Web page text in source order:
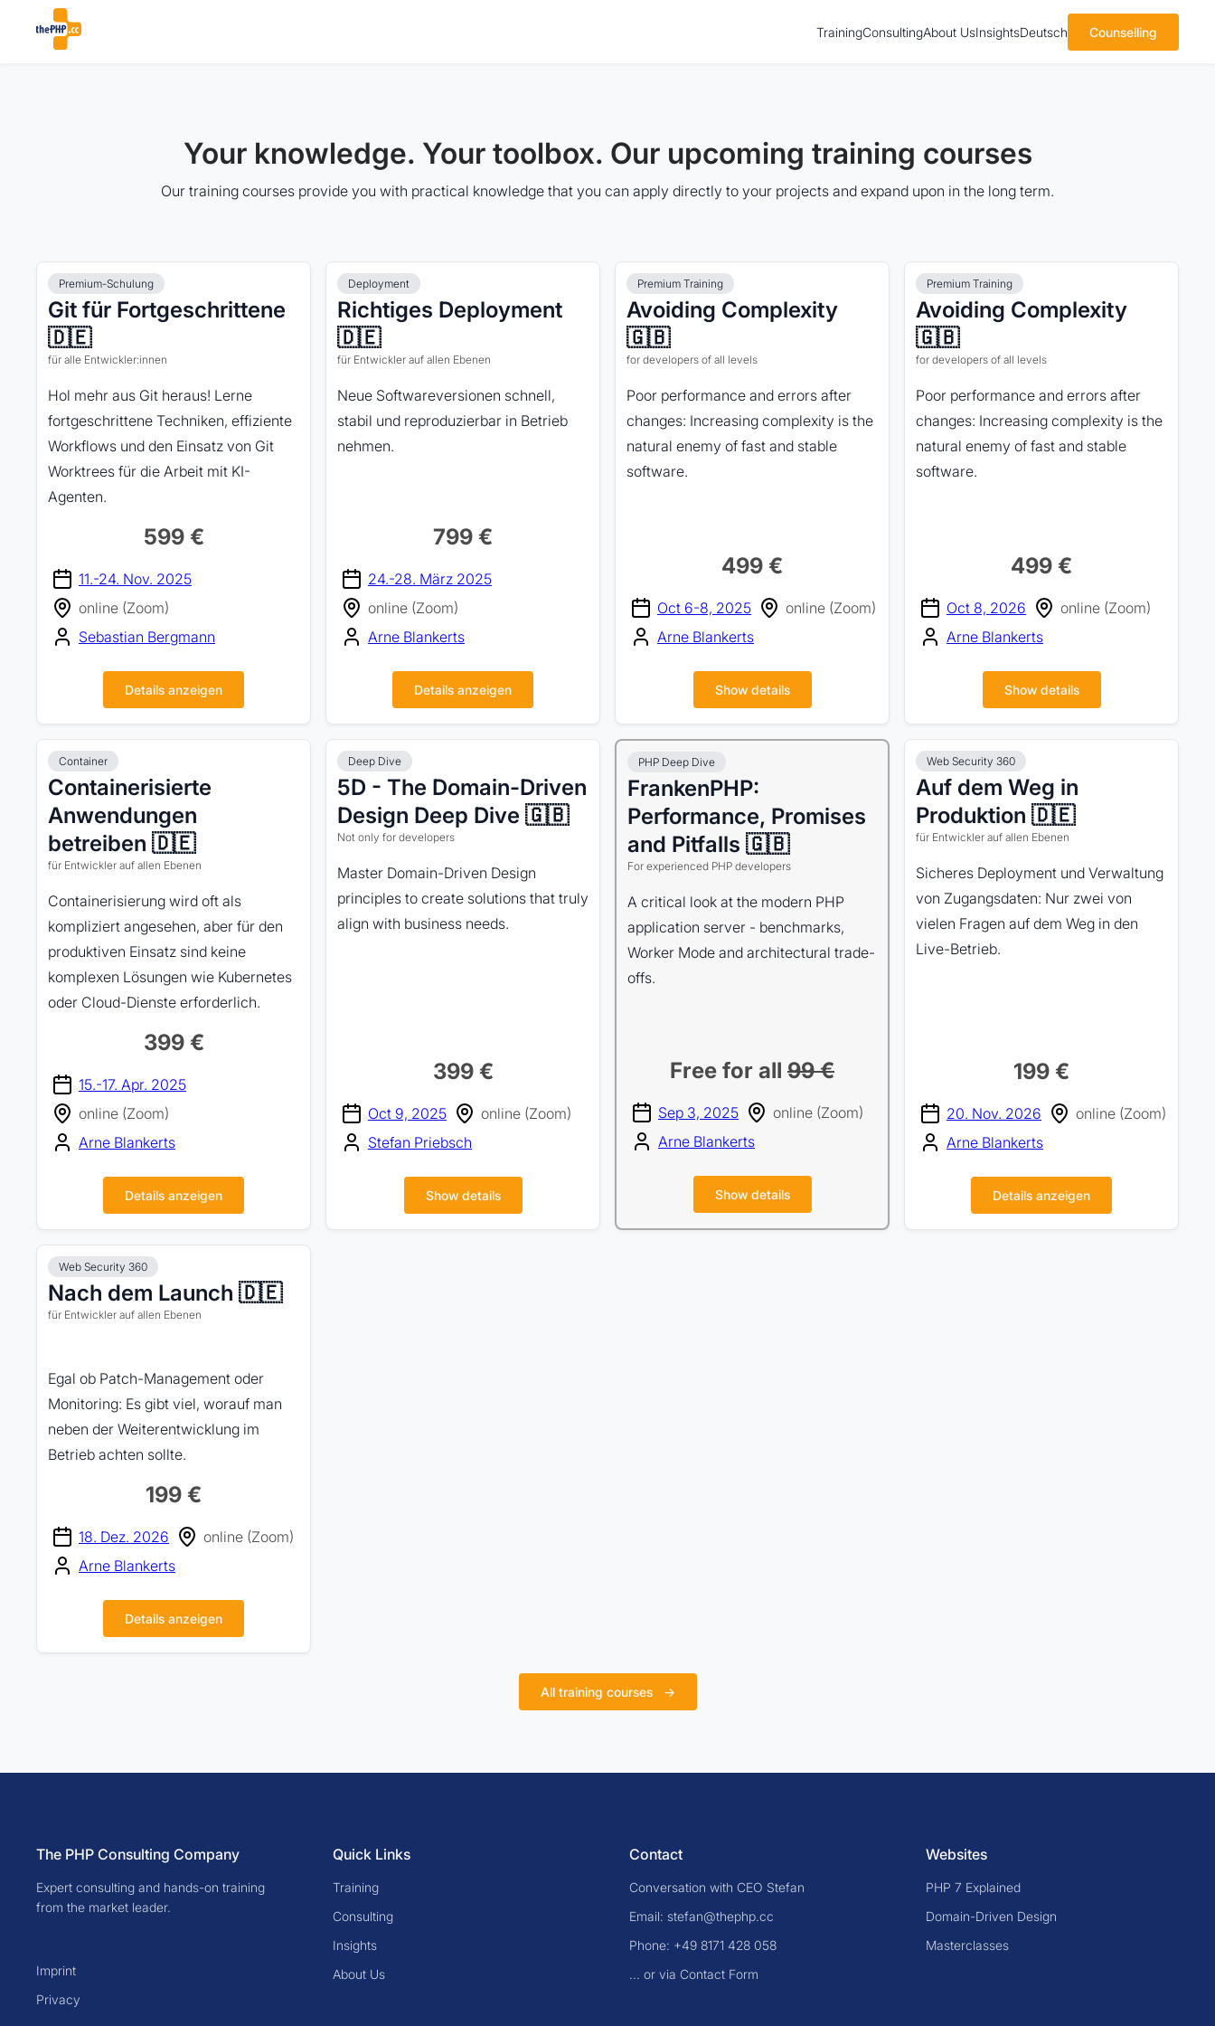
TrainingConsultingAbout UsInsightsDeutsch Counselling
Your knowledge. Your toolbox. Our upcoming training courses
Our training courses provide you with practical knowledge that you can apply directly to your projects and expand upon in the long term.
Premium-Schulung
Git für Fortgeschrittene
🇩🇪
für alle Entwickler:innen
Hol mehr aus Git heraus! Lerne
fortgeschrittene Techniken, effiziente
Workflows und den Einsatz von Git
Worktrees für die Arbeit mit KI-
Agenten.
599 €
11.-24. Nov. 2025
online (Zoom)
Sebastian Bergmann
Details anzeigen
Deployment
Richtiges Deployment
🇩🇪
für Entwickler auf allen Ebenen
Neue Softwareversionen schnell,
stabil und reproduzierbar in Betrieb
nehmen.
799 €
24.-28. März 2025
online (Zoom)
Arne Blankerts
Details anzeigen
Premium Training
Avoiding Complexity
🇬🇧
for developers of all levels
Poor performance and errors after
changes: Increasing complexity is the
natural enemy of fast and stable
software.
499 €
Oct 6-8, 2025
online (Zoom)
Arne Blankerts
Show details
Premium Training
Avoiding Complexity
🇬🇧
for developers of all levels
Poor performance and errors after
changes: Increasing complexity is the
natural enemy of fast and stable
software.
499 €
Oct 8, 2026
online (Zoom)
Arne Blankerts
Show details
Container
Containerisierte
Anwendungen
betreiben 🇩🇪
für Entwickler auf allen Ebenen
Containerisierung wird oft als
kompliziert angesehen, aber für den
produktiven Einsatz sind keine
komplexen Lösungen wie Kubernetes
oder Cloud-Dienste erforderlich.
399 €
15.-17. Apr. 2025
online (Zoom)
Arne Blankerts
Details anzeigen
Deep Dive
5D - The Domain-Driven
Design Deep Dive 🇬🇧
Not only for developers
Master Domain-Driven Design
principles to create solutions that truly
align with business needs.
399 €
Oct 9, 2025
online (Zoom)
Stefan Priebsch
Show details
PHP Deep Dive
FrankenPHP:
Performance, Promises
and Pitfalls 🇬🇧
For experienced PHP developers
A critical look at the modern PHP
application server - benchmarks,
Worker Mode and architectural trade-
offs.
Free for all 99 €
Sep 3, 2025
online (Zoom)
Arne Blankerts
Show details
Web Security 360
Auf dem Weg in
Produktion 🇩🇪
für Entwickler auf allen Ebenen
Sicheres Deployment und Verwaltung
von Zugangsdaten: Nur zwei von
vielen Fragen auf dem Weg in den
Live-Betrieb.
199 €
20. Nov. 2026
online (Zoom)
Arne Blankerts
Details anzeigen
Web Security 360
Nach dem Launch 🇩🇪
für Entwickler auf allen Ebenen
Egal ob Patch-Management oder
Monitoring: Es gibt viel, worauf man
neben der Weiterentwicklung im
Betrieb achten sollte.
199 €
18. Dez. 2026
online (Zoom)
Arne Blankerts
Details anzeigen
All training courses →
The PHP Consulting Company
Expert consulting and hands-on training
from the market leader.
Imprint
Privacy
Quick Links
Training
Consulting
Insights
About Us
Contact
Conversation with CEO Stefan
Email: stefan@thephp.cc
Phone: +49 8171 428 058
... or via Contact Form
Websites
PHP 7 Explained
Domain-Driven Design
Masterclasses